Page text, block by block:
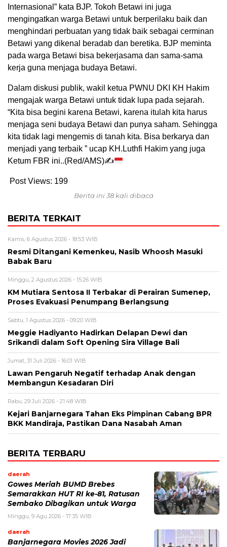
Internasional” kata BJP. Tokoh Betawi ini juga
mengingatkan warga Betawi untuk berperilaku baik dan
menghindari perbuatan yang tidak baik sebagai cerminan
Betawi yang dikenal beradab dan beretika. BJP meminta
pada warga Betawi bisa bekerjasama dan sama-sama
kerja guna menjaga budaya Betawi.
Dalam diskusi publik, wakil ketua PWNU DKI KH Hakim
mengajak warga Betawi untuk tidak lupa pada sejarah.
“Kita bisa begini karena Betawi, karena itulah kita harus
menjaga seni budaya Betawi dan punya saham. Sehingga
kita tidak lagi mengemis di tanah kita. Bisa berkarya dan
menjadi yang terbaik ” ucap KH.Luthfi Hakim yang juga
Ketum FBR ini..(Red/AMS)✍
Post Views: 199
Berita ini 38 kali dibaca
BERITA TERKAIT
Kamis, 6 Agustus 2026 - 18:53 WIB
Resmi Ditangani Kemenkeu, Nasib Whoosh Masuki
Babak Baru
Minggu, 2 Agustus 2026 - 15:26 WIB
KM Mutiara Sentosa II Terbakar di Perairan Sumenep,
Proses Evakuasi Penumpang Berlangsung
Sabtu, 1 Agustus 2026 - 09:20 WIB
Meggie Hadiyanto Hadirkan Delapan Dewi dan
Srikandi dalam Soft Opening Sira Village Bali
Jumat, 31 Juli 2026 - 16:01 WIB
Lawan Pengaruh Negatif terhadap Anak dengan
Membangun Kesadaran Diri
Rabu, 29 Juli 2026 - 21:48 WIB
Kejari Banjarnegara Tahan Eks Pimpinan Cabang BPR
BKK Mandiraja, Pastikan Dana Nasabah Aman
BERITA TERBARU
daerah
Gowes Meriah BUMD Brebes
Semarakkan HUT RI ke-81, Ratusan
Sembako Dibagikan untuk Warga
Minggu, 9 Agu 2026 - 17:35 WIB
daerah
Banjarnegara Movies 2026 Jadi